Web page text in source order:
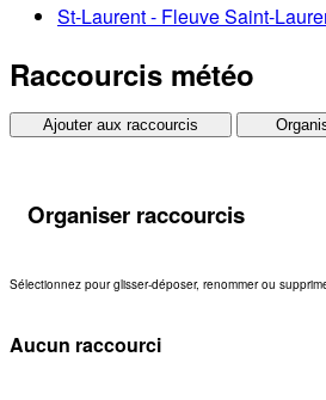
St-Laurent - Fleuve Saint-
Raccourcis météo
Ajouter aux raccourcis
Organiser raccourcis
Sélectionnez pour glisser-déposer, renommer ou
Aucun raccourci